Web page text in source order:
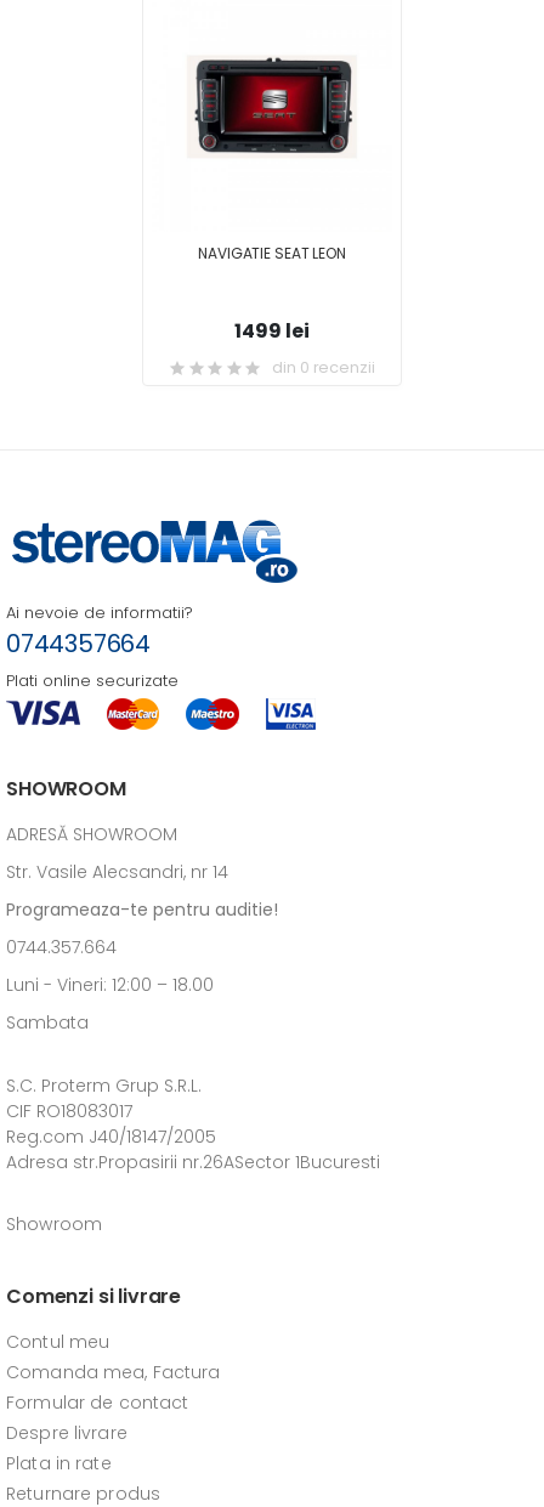
NAVIGATIE SEAT LEON
1499 lei
din 0 recenzii
Ai nevoie de informatii?
0744357664
Plati online securizate
SHOWROOM
ADRESĂ SHOWROOM
Str. Vasile Alecsandri, nr 14
Programeaza-te pentru auditie!
0744.357.664
Luni - Vineri: 12:00 – 18.00
Sambata
S.C. Proterm Grup S.R.L.
CIF RO18083017
Reg.com J40/18147/2005
Adresa str.Propasirii nr.26ASector 1Bucuresti
Showroom
Comenzi si livrare
Contul meu
Comanda mea, Factura
Formular de contact
Despre livrare
Plata in rate
Returnare produs